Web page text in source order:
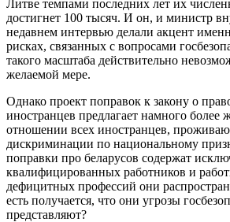
Литве темпами последних лет их
достигнет 100 тысяч. И он, и министр
недавнем интервью делали акцент
рисках, связанных с вопросами
такого масштаба действительно
желаемой мере.
Однако проект поправок к закону о
иностранцев предлагает намного более
отношении всех иностранцев,
дискриминации по национальному
поправки про беларусов содержат
квалифицированных работников и
дефицитных профессий они
есть получается, что они угрозы
представляют?